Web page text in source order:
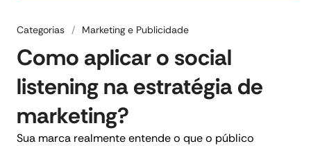
Categorias / Marketing e Publicidade
Como aplicar o social
listening na estratégia de
marketing?
Sua marca realmente entende o que o público